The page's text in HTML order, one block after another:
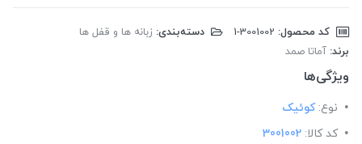
کد محصول: دسته‌بندی: زبانه ها و قفل ها
برند: آماتا صمد
ویژگی‌ها
نوع: کوئیک
کد کالا: 3001002